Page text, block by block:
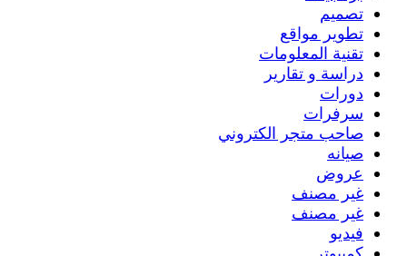
تصميم
تطوير مواقع
تقنية المعلومات
دراسة و تقارير
دورات
سرفرات
صاحب متجر الكتروني
صيانه
عروض
غير مصنف
غير مصنف
فيديو